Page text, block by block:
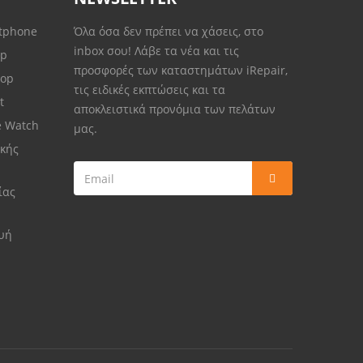
Watch
Όλα όσα δεν πρέπει να χάσεις, στο
inbox σου! Λάβε τα νέα και τις
προσφορές των καταστημάτων iRepair,
τις ειδικές εκπτώσεις και τα
αποκλειστικά προνόμια των πελάτων
μας.